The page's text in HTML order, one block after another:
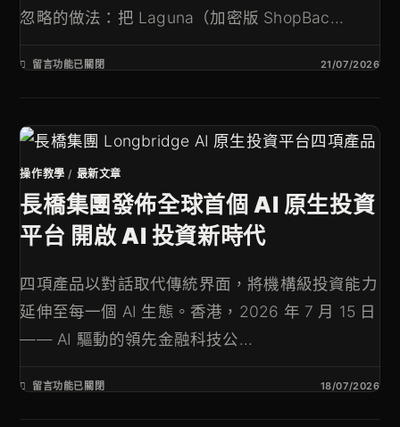
忽略的做法：把 Laguna（加密版 ShopBac...
留言功能已關閉 21/07/2026
操作教學 / 最新文章
長橋集團發佈全球首個 AI 原生投資
平台 開啟 AI 投資新時代
四項產品以對話取代傳統界面，將機構級投資能力
延伸至每一個 AI 生態。香港，2026 年 7 月 15 日
—— AI 驅動的領先金融科技公...
留言功能已關閉 18/07/2026